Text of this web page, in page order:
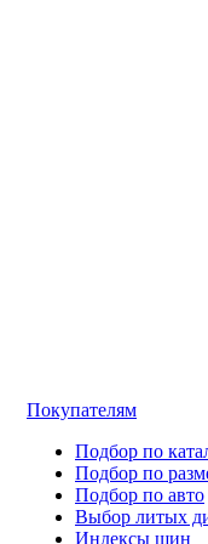
Покупателям
Подбор по
Подбор по
Подбор по авто
Выбор литых
Индексы шин